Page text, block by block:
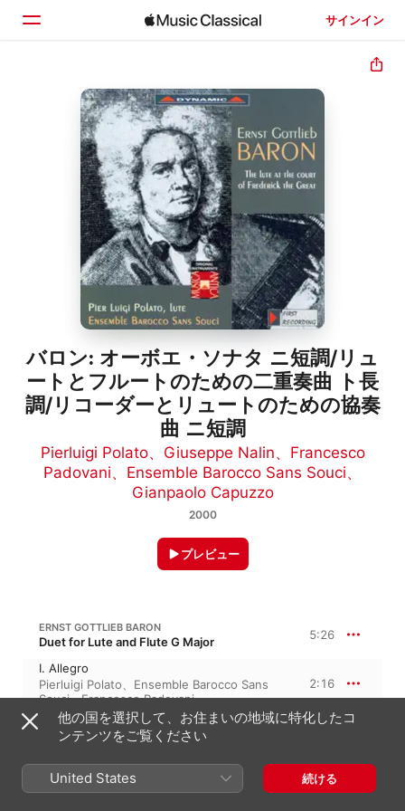
サインイン
ホーム
見つける
検索
バロン: オーボエ・ソナタ ニ短調/リュ
ートとフルートのための二重奏曲 ト長
調/リコーダーとリュートのための協奏
曲 ニ短調
Pierluigi Polato、 Giuseppe Nalin、 Francesco
Padovani、 Ensemble Barocco Sans Souci、
Gianpaolo Capuzzo
2000
プレビュー
ERNST GOTTLIEB BARON
Duet for Lute and Flute G Major 5:26
I. Allegro
Pierluigi Polato
Ensemble Barocco Sans
Souci、Francesco Padovani
2:16
II. Adagio
Ensemble Barocco Sans Souci
Francesco Padovani
III. Presto
Ensemble Barocco Sans Souci
Pierluigi
Polato、Francesco Padovani
1:42
他の国を選択して、お住まいの地域に特化したコ
ンテンツをご覧ください
United States 続ける